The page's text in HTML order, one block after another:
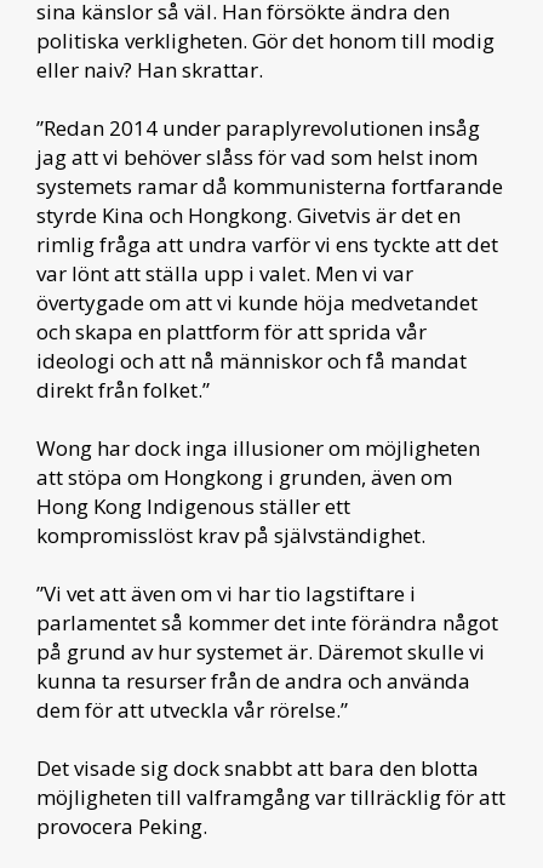
sina känslor så väl. Han försökte ändra den
politiska verkligheten. Gör det honom till modig
eller naiv? Han skrattar.
”Redan 2014 under paraplyrevolutionen insåg
jag att vi behöver slåss för vad som helst inom
systemets ramar då kommunisterna fortfarande
styrde Kina och Hongkong. Givetvis är det en
rimlig fråga att undra varför vi ens tyckte att det
var lönt att ställa upp i valet. Men vi var
övertygade om att vi kunde höja medvetandet
och skapa en plattform för att sprida vår
ideologi och att nå människor och få mandat
direkt från folket.”
Wong har dock inga illusioner om möjligheten
att stöpa om Hongkong i grunden, även om
Hong Kong Indigenous ställer ett
kompromisslöst krav på självständighet.
”Vi vet att även om vi har tio lagstiftare i
parlamentet så kommer det inte förändra något
på grund av hur systemet är. Däremot skulle vi
kunna ta resurser från de andra och använda
dem för att utveckla vår rörelse.”
Det visade sig dock snabbt att bara den blotta
möjligheten till valframgång var tillräcklig för att
provocera Peking.